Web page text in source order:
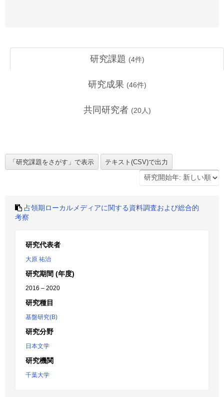
研究課題 (4件)
研究成果 (46件)
共同研究者 (20人)
占領期ローカルメディアに関する資料調査および総合的
考察
研究代表者
大原 祐治
研究期間 (年度)
2016 – 2020
研究種目
基盤研究(B)
研究分野
日本文学
研究機関
千葉大学